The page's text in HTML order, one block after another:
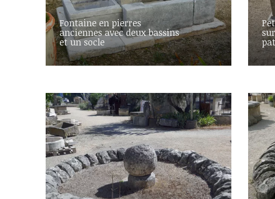
Fontaine en pierres
anciennes avec deux bassins
et un socle